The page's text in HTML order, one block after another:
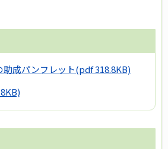
助成パンフレット(pdf 318.8KB)